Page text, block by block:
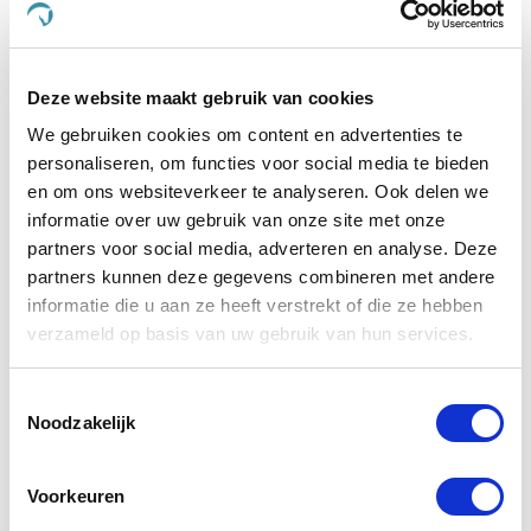
Deze website maakt gebruik van cookies
We gebruiken cookies om content en advertenties te
personaliseren, om functies voor social media te bieden
en om ons websiteverkeer te analyseren. Ook delen we
informatie over uw gebruik van onze site met onze
partners voor social media, adverteren en analyse. Deze
partners kunnen deze gegevens combineren met andere
informatie die u aan ze heeft verstrekt of die ze hebben
verzameld op basis van uw gebruik van hun services.
Noodzakelijk
Voorkeuren
deze kriebel tegen te gaan is
het werk toe te dienen.
Verlichtende kruiden
Kruiden zoals Foenegriek, Anijs, Pepermunt, Eucalyptus,
Echinacea, Venkel, Smalle Weegbree, Tijm, Zoethout en
Heemst worden veel gebruikt voor de luchtwegen en
bieden verlichting op momenten dat dit nodig is,
bijvoorbeeld als er veel fijne stofdeeltjes in het hooi of stro
zitten. Honing en tijm staan bekend om de verlichtende
werking bij een kriebel in de keel.
Advies nodig?
Heb je advies nodig? Of heb je een andere vraag naar
Ondersteuning voor de luchtwegen